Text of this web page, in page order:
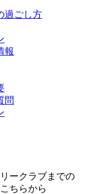
過ごし方
報
問
ークラブまでの
ちらから